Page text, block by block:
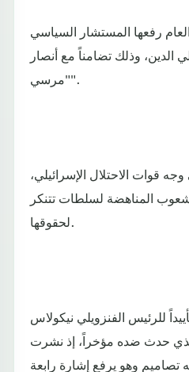
رفعها المستشار السياسي
الدين، وذلك تضامناً مع أنصار
"مرسي".
قوات الاحتلال الإسرائيلي،
المناهضة لسلطات تتنكر
لحقوقها.
للرئيس الفنزويلي نيكولاس
الذي حدث ضده مؤخراً، إذ نشرت